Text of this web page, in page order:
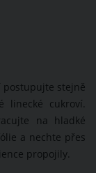
postupujte stejně
linecké cukroví.
na hladké
a nechte přes
propojily.